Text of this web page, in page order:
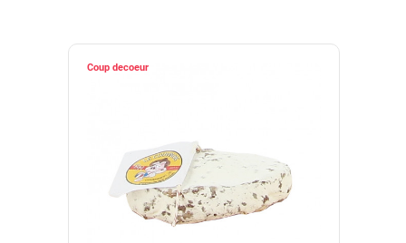
Coup de